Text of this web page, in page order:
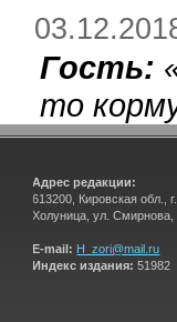
Гость:
то
Адрес редакции:
613200, Кировская обл.,
Холуница, ул. Смирнова,
E-mail: H_zori@mail.ru
Индекс издания: 51982